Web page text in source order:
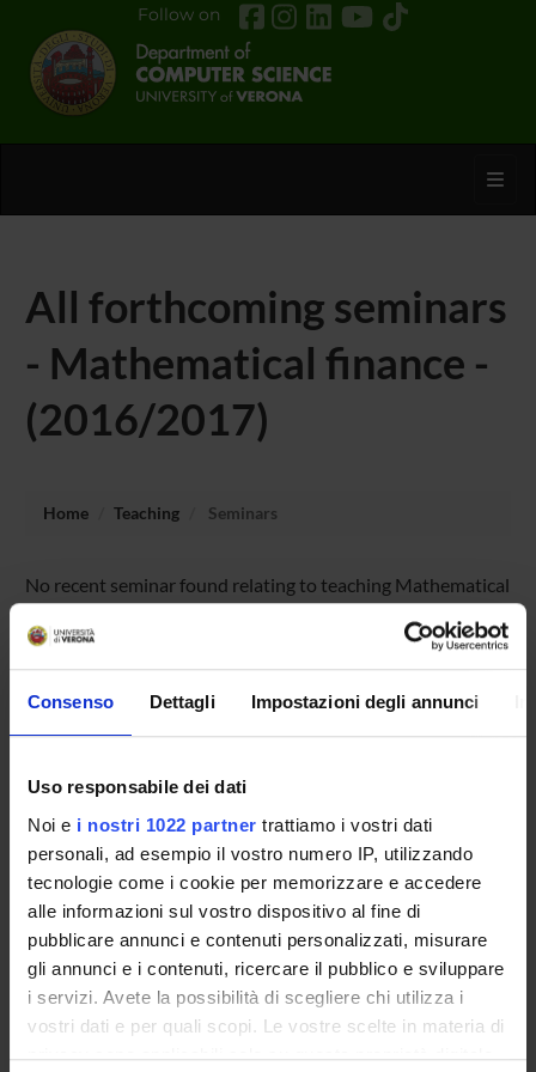
Consenso Dettagli Impostazioni degli annunci
Uso responsabile dei dati
Noi e i nostri 1022 partner trattiamo i vostri dati
personali, ad esempio il vostro numero IP, utilizzando
tecnologie come i cookie per memorizzare e accedere
alle informazioni sul vostro dispositivo al fine di
pubblicare annunci e contenuti personalizzati, misurare
gli annunci e i contenuti, ricercare il pubblico e sviluppare
i servizi. Avete la possibilità di scegliere chi utilizza i
vostri dati e per quali scopi. Le vostre scelte in materia di
privacy sono applicabili solo su questa proprietà digitale
Follow on
All forthcoming seminars
- Mathematical finance -
(2016/2017)
Home Teaching Seminars
No recent seminar found relating to teaching Mathematical
finance.
PHD PROGRAMMES AND POSTGRADUATE
TRAINING
Contacts
People
Places
Calendar